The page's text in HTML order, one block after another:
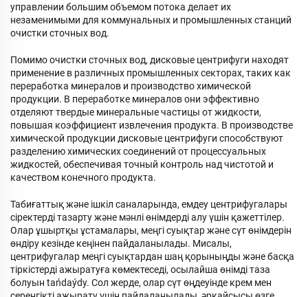
управлении большим объемом потока делает их
незаменимыми для коммунальных и промышленных станций
очистки сточных вод.
Помимо очистки сточных вод, дисковые центрифуги находят
применение в различных промышленных секторах, таких как
переработка минералов и производство химической
продукции. В переработке минералов они эффективно
отделяют твердые минеральные частицы от жидкости,
повышая коэффициент извлечения продукта. В производстве
химической продукции дисковые центрифуги способствуют
разделению химических соединений от процессуальных
жидкостей, обеспечивая точный контроль над чистотой и
качеством конечного продукта.
Табиғаттық және ішкіл саналарында, емдеу центрифугалары
сіректерді тазарту және мәнлі өнімдерді алу үшін қажеттілер.
Олар ұшыртқы ұстамалары, меңгі суықтар және сүт өнімдерін
өндіру кезінде кеңінен пайдаланылады. Мисалы,
центрифугалар меңгі суықтардан шаң қорыныңды және басқа
тіркістерді ажыратуға көмектеседі, осылайша өнімді таза
болуын tańdaýdy. Сол жерде, олар сүт өңдеуінде крем мен